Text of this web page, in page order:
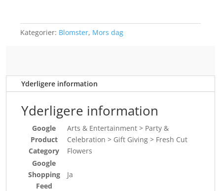
antal
Kategorier: Blomster, Mors dag
Yderligere information
Yderligere information
Google
Product
Category
Arts & Entertainment > Party &
Celebration > Gift Giving > Fresh Cut
Flowers
Google
Shopping
Feed
Ja